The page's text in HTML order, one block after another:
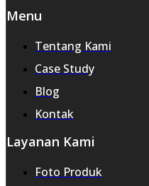
Menu
Tentang Kami
Case Study
Blog
Kontak
Layanan Kami
Foto Produk